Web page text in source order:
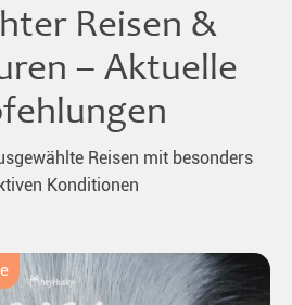
Reisen &
– Aktuelle
Reisen mit besonders
Konditionen